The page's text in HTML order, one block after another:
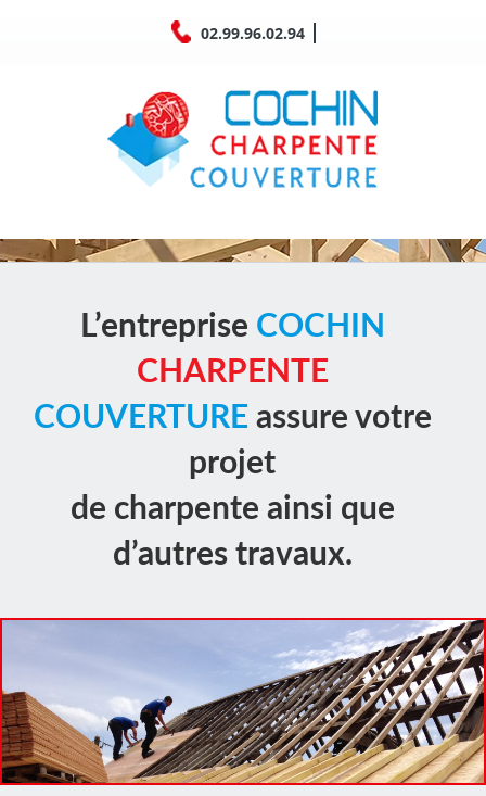
02.99.96.02.94
L’entreprise COCHIN
CHARPENTE
COUVERTURE assure votre
projet
de charpente ainsi que
d’autres travaux.